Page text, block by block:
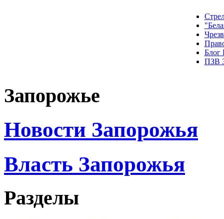
Блог
ПЗВ
Запорожье
Новости Запорожья
Власть Запорожья
Разделы